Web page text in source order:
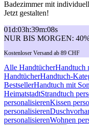
Badezimmer mit
Jetzt gestalten!
01d:03h:39m:08s
NUR BIS MORGEN:
Kostenloser Versand ab 89 CHF
Alle HandtücherHandtuch
HandtücherHandtuch-
BestsellerHandtuch mit
HeimatstadtStrandtuch
personalisierenKissen
personalisieren
personalisierenWohnen